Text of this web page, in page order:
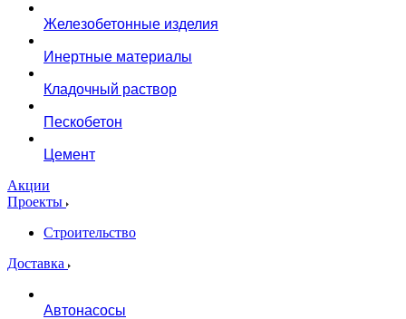
Железобетонные изделия
Инертные материалы
Кладочный раствор
Пескобетон
Цемент
Акции
Проекты
Строительство
Доставка
Автонасосы